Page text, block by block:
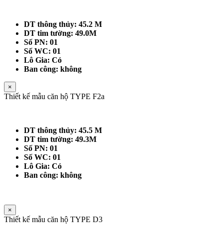
DT thông thủy: 45.2 M
DT tim tường: 49.0M
Số PN: 01
Số WC: 01
Lô Gia: Có
Ban công: không
×
Thiết kế mẫu căn hộ TYPE F2a
DT thông thủy: 45.5 M
DT tim tường: 49.3M
Số PN: 01
Số WC: 01
Lô Gia: Có
Ban công: không
×
Thiết kế mẫu căn hộ TYPE D3